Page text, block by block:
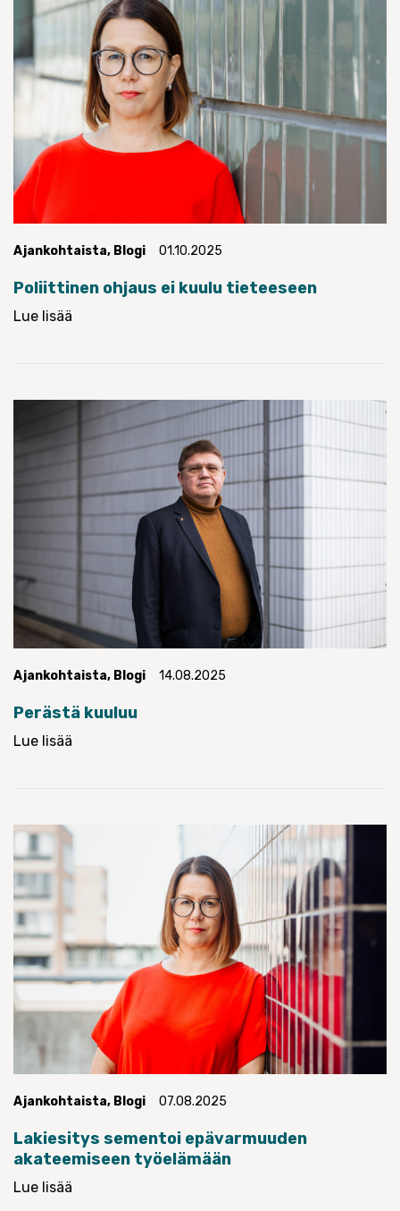
Ajankohtaista, Blogi 01.10.2025
Poliittinen ohjaus ei kuulu tieteeseen
Lue lisää
Ajankohtaista, Blogi 14.08.2025
Perästä kuuluu
Lue lisää
Ajankohtaista, Blogi 07.08.2025
Lakiesitys sementoi epävarmuuden
akateemiseen työelämään
Lue lisää